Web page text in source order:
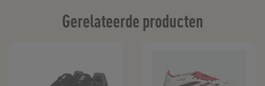
Gerelateerde producten